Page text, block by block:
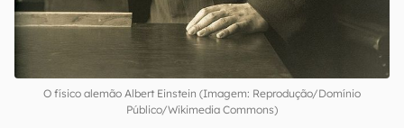
O físico alemão Albert Einstein (Imagem: Reprodução/Domínio
Público/Wikimedia Commons)